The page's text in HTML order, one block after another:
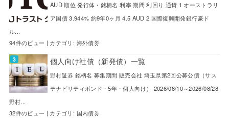
AUD 順位 発行体・銘柄名 利率 期間 利回り 通貨 1 オーストラリ
ア国債 3.944% 約9年0ヶ月 4.5 AUD 2 国際復興開発銀行豪ド
ル...
94件のビュー | カテゴリ: 海外債券
個人向け社債（新発債）一覧
野村証券 銘柄名 募集期間 販売会社 埼玉県第2回公募公債（サス
テナビリティボンド・5年・個人向け） 2026/08/10～2026/08/28
野村...
32件のビュー | カテゴリ: 国内債券